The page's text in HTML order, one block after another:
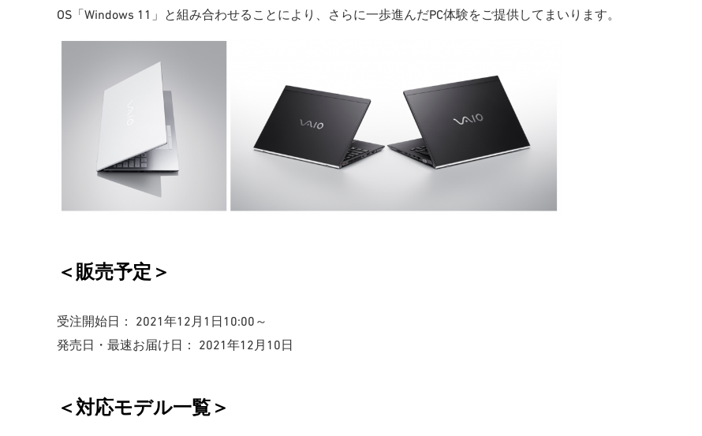
OS「Windows 11」と組み合わせることにより、さらに一歩進んだPC体験をご提供してまいります。
＜販売予定＞
受注開始日： 2021年12月1日10:00～
発売日・最速お届け日： 2021年12月10日
＜対応モデル一覧＞